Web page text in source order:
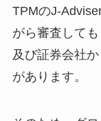
TPMのJ-
がら審査して
及び証券会社
があります。